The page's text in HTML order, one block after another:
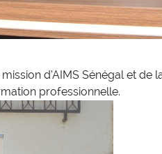
d‘AIMS Sénégal et
professionnelle.